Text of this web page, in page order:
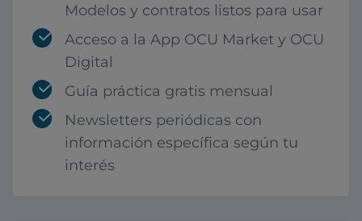
Modelos y contratos listos para usar
Acceso a la App OCU Market y OCU
Digital
Guía práctica gratis mensual
Newsletters periódicas con
información específica según tu
interés